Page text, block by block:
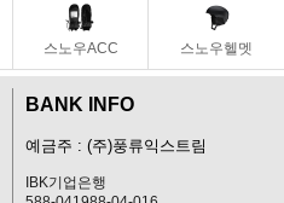
스노우ACC 스노우헬멧
BANK INFO
예금주 : (주)풍류익스트림
IBK기업은행